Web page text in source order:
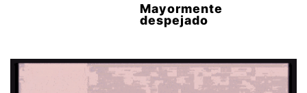
Mayormente
despejado